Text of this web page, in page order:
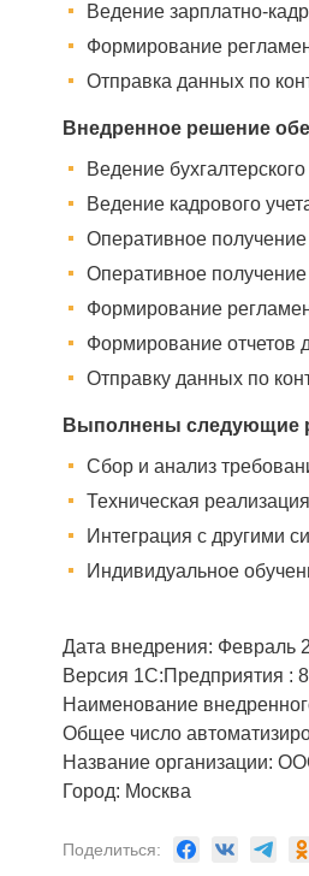
Ведение зарплатно-
Формирование
Отправка данных по
Внедренное решение
Ведение
Ведение кадрового
Оперативное
Оперативное
Формирование
Формирование отчетов
Отправку данных по
Выполнены следующие
Сбор и анализ
Техническая
Интеграция с другими
Индивидуальное
Дата внедрения: Февраль
Версия 1С:Предприятия :
Наименование
Общее число
Название организации:
Город: Москва
Поделиться: